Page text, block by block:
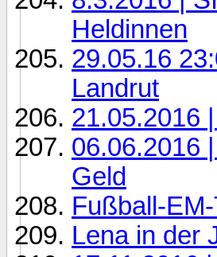
Heldinnen
29.05.16
Landrut
21.05.2016
06.06.2016
Geld
Fußball-
Lena in der